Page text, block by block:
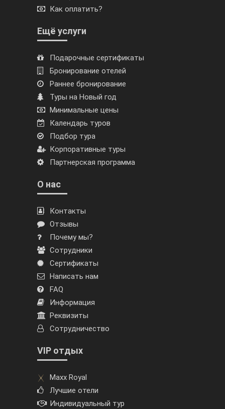
Как оплатить?
Ещё услуги
Подарочные сертификаты
Бронирование отелей
Раннее бронирование
Туры на Новый год
Минимальные цены
Календарь туров
Подбор тура
Корпоративные туры
Партнерская программа
О нас
Контакты
Отзывы
Почему мы?
Сотрудники
Сертификаты
Написать нам
FAQ
Информация
Реквизиты
Сотрудничество
VIP отдых
Maxx Royal
Лучшие отели
Индивидуальный тур